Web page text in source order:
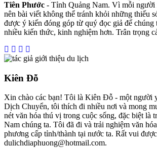
Tiên Phước - Tỉnh Quảng Nam. Vì mỗi người
nên bài viết không thể tránh khỏi những thiếu
được ý kiến đóng góp từ quý đọc giả để chúng
nhiều kiến thức, kinh nghiệm hơn. Trân trọng
Kiên Đỗ
Xin chào các bạn! Tôi là Kiên Đỗ - một người
Dịch Chuyển, tôi thích đi nhiều nơi và mong
nét văn hóa thú vị trong cuộc sống, đặc biệt là
Nam chúng ta. Tôi đã đi và trải nghiệm văn
phương cấp tỉnh/thành tại nước ta. Rất vui
dulichdiaphuong@hotmail.com.